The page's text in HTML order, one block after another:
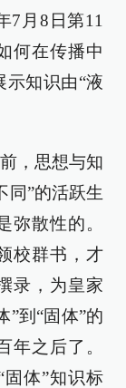
7月8日第11
何在传播中
知识由“液
，思想与知
同”的活跃生
弥散性的。
校群书，才
录，为皇家
”到“固体”的
年之后了。
体”知识标